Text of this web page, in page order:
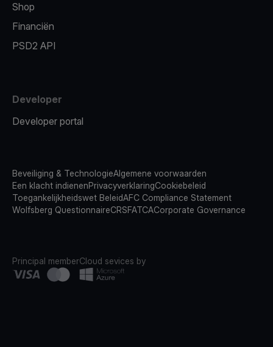
Shop
Financiën
PSD2 API
Developer
Developer portal
Beveiliging & TechnologieAlgemene voorwaarden
Een klacht indienenPrivacyverklaringCookiebeleid
Toegankelijkheidswet BeleidAFC Compliance Statement
Wolfsberg QuestionnaireCRSFATCACorporate Governance
Principal memberCloud sevices by